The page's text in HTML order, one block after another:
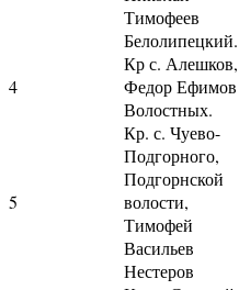
Тимофеев
Белолипецкий.
4
Кр с. Алешков,
Федор Ефимов
Волостных.
5
Кр. с. Чуево-
Подгорного,
Подгорнской
волости,
Тимофей
Васильев
Нестеров